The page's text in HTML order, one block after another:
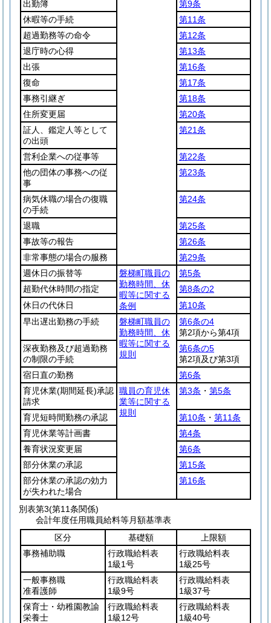
出勤簿
第9条
休暇等の手続
第11条
超過勤務等の命令
第12条
退庁時の心得
第13条
出張
第16条
復命
第17条
事務引継ぎ
第18条
住所変更届
第20条
証人、鑑定人等として
の出頭
第21条
営利企業への従事等
第22条
他の団体の事務への従
事
第23条
病気休職の場合の復職
の手続
第24条
退職
第25条
事故等の報告
第26条
非常事態の場合の服務
第29条
週休日の振替等
磐梯町職員の
勤務時間、休
暇等に関する
条例
第5条
超勤代休時間の指定
第8条の2
休日の代休日
第10条
早出遅出勤務の手続
磐梯町職員の
勤務時間、休
暇等に関する
規則
第6条の4
第2項から第4項
深夜勤務及び超過勤務
の制限の手続
第6条の5
第2項及び第3項
宿日直の勤務
第6条
育児休業(期間延長)承認
請求
職員の育児休
業等に関する
規則
第3条 ・ 第5条
育児短時間勤務の承認 第10条 ・ 第11条
育児休業等計画書
第4条
養育状況変更届
第6条
部分休業の承認
第15条
部分休業の承認の効力
が失われた場合
第16条
別表第3(第11条関係)
会計年度任用職員給料等月額基準表
区分
基礎額
上限額
事務補助職
行政職給料表
1級1号
行政職給料表
1級25号
一般事務職
准看護師
行政職給料表
1級9号
行政職給料表
1級37号
保育士・幼稚園教諭
栄養士
行政職給料表
1級12号
行政職給料表
1級40号